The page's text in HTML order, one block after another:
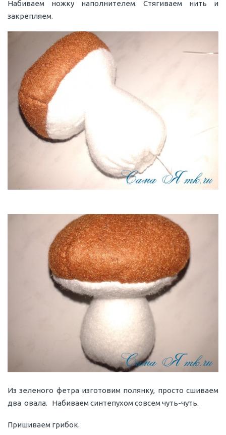
Набиваем ножку наполнителем. Стягиваем нить и
закрепляем.
Из зеленого фетра изготовим полянку, просто сшиваем
два овала. Набиваем синтепухом совсем чуть-чуть.
Пришиваем грибок.